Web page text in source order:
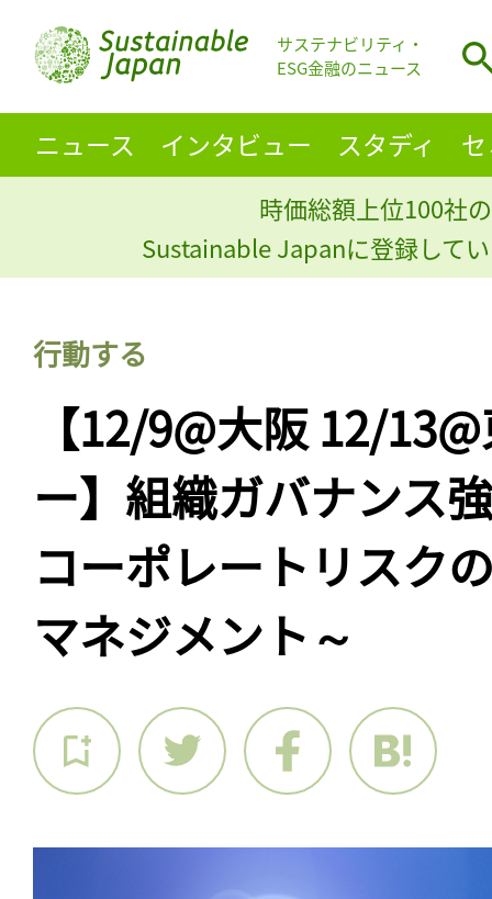
サステナビリティ・
ESG金融のニュース
ニュース インタビュー スタディ
時価総額上位100社
Sustainable Japanに登録して
行動する
【12/9@大阪 12/
ー】組織ガバナンス
コーポレートリスク
マネジメント～